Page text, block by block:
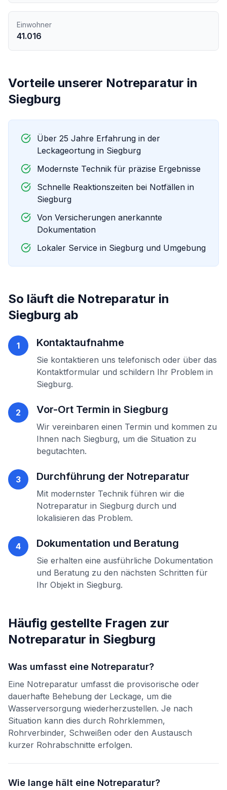
Einwohner
41.016
Vorteile unserer Notreparatur in
Siegburg
Über 25 Jahre Erfahrung in der
Leckageortung in Siegburg
Modernste Technik für präzise Ergebnisse
Schnelle Reaktionszeiten bei Notfällen in
Siegburg
Von Versicherungen anerkannte
Dokumentation
Lokaler Service in Siegburg und Umgebung
So läuft die Notreparatur in
Siegburg ab
1 Kontaktaufnahme
Sie kontaktieren uns telefonisch oder über das
Kontaktformular und schildern Ihr Problem in
Siegburg.
2 Vor-Ort Termin in Siegburg
Wir vereinbaren einen Termin und kommen zu
Ihnen nach Siegburg, um die Situation zu
begutachten.
3 Durchführung der Notreparatur
Mit modernster Technik führen wir die
Notreparatur in Siegburg durch und
lokalisieren das Problem.
4 Dokumentation und Beratung
Sie erhalten eine ausführliche Dokumentation
und Beratung zu den nächsten Schritten für
Ihr Objekt in Siegburg.
Häufig gestellte Fragen zur
Notreparatur in Siegburg
Was umfasst eine Notreparatur?
Eine Notreparatur umfasst die provisorische oder
dauerhafte Behebung der Leckage, um die
Wasserversorgung wiederherzustellen. Je nach
Situation kann dies durch Rohrklemmen,
Rohrverbinder, Schweißen oder den Austausch
kurzer Rohrabschnitte erfolgen.
Wie lange hält eine Notreparatur?